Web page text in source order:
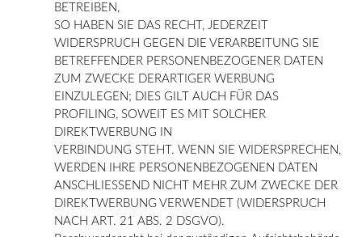
BETREIBEN,
SO HABEN SIE DAS RECHT, JEDERZEIT
WIDERSPRUCH GEGEN DIE VERARBEITUNG SIE
BETREFFENDER PERSONENBEZOGENER DATEN
ZUM ZWECKE DERARTIGER WERBUNG
EINZULEGEN; DIES GILT AUCH FÜR DAS
PROFILING, SOWEIT ES MIT SOLCHER
DIREKTWERBUNG IN
VERBINDUNG STEHT. WENN SIE WIDERSPRECHEN,
WERDEN IHRE PERSONENBEZOGENEN DATEN
ANSCHLIESSEND NICHT MEHR ZUM ZWECKE DER
DIREKTWERBUNG VERWENDET (WIDERSPRUCH
NACH ART. 21 ABS. 2 DSGVO).